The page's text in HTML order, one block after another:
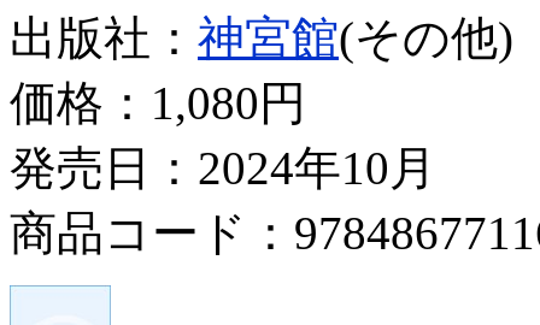
出版社： 神宮館(その他)
価格： 1,080円
発売日：2024年10月
商品コード：